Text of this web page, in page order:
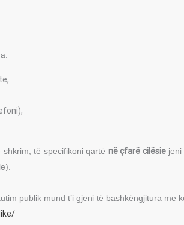
të specifikoni qartë në çfarë cilësiejeni
publik mund t’i gjeni të bashkëngjitura me